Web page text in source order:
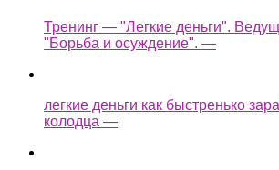
Тренинг — "Легкие деньги".
"Борьба и осуждение". —
легкие деньги как быстренько
колодца —